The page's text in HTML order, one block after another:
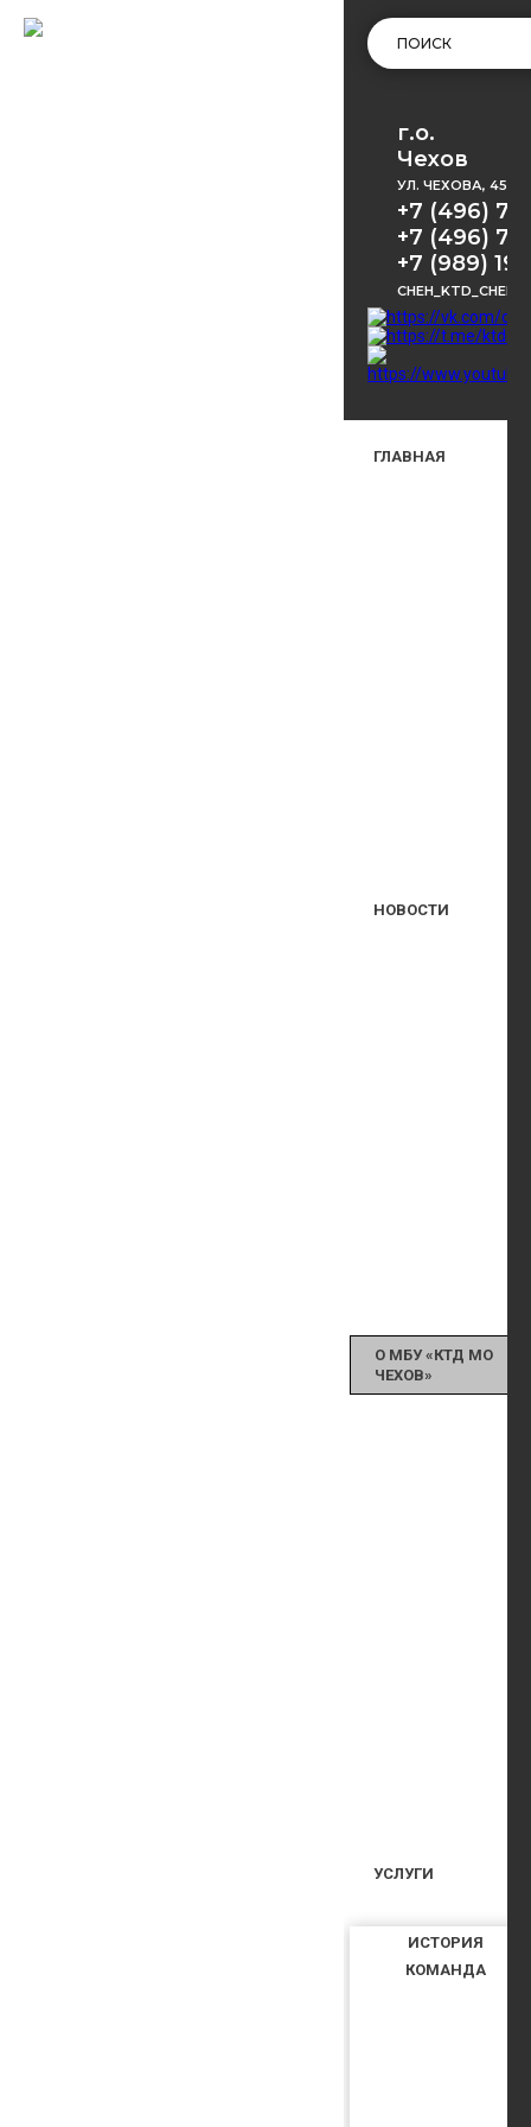
г.о.
Чехов
УЛ. ЧЕХОВА, 45
+7 (496)
+7 (496)
+7 (989)
ГЛАВНАЯ
НОВОСТИ
О МБУ «КТД МО
ЧЕХОВ»
ИСТОРИЯ
КОМАНДА
УСЛУГИ